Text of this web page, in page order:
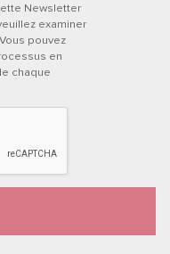
Newsletter
examiner
pouvez
en
chaque